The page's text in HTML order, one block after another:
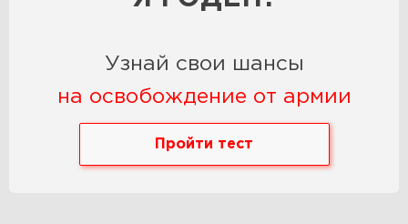
Узнай свои шансы
на освобождение от армии
Пройти тест